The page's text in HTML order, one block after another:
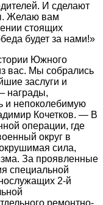
И сделают
Желаю вам
стоящих
будет за нами!»
Южного
вас. Мы собрались
заслуги и
награды,
и непоколебимую
Кочетков. — В
операции, где
округ в
сила,
За проявленные
специальной
2-й
ремонтно-